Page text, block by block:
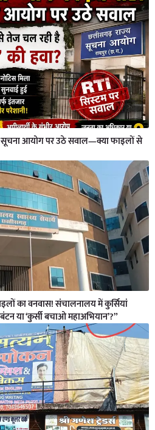
सूचना आयोग पर उठे सवाल—क्या फाइलों से
का वनवास! संचालनालय में कुर्सियां
या ‘कुर्सी बचाओ महाअभियान’?”